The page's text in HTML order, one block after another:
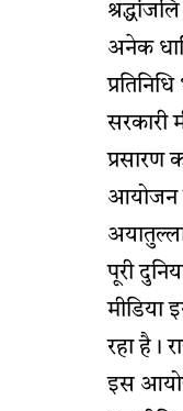
अनेक
सरकारी
प्रसारण
आयोजन
पूरी
मीडिया
रहा है।
इस